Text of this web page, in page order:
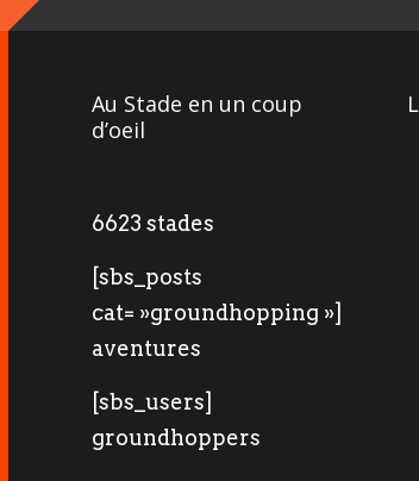
Au Stade en un coup
d’oeil
6623 stades
[sbs_posts
cat= »groundhopping »]
aventures
[sbs_users]
groundhoppers